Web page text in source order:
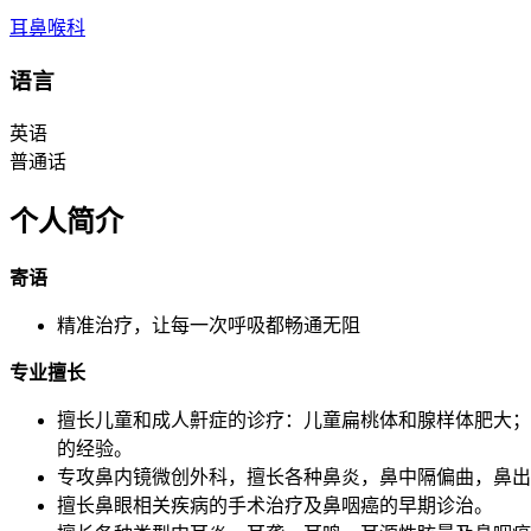
耳鼻喉科
语言
英语
普通话
个人简介
寄语
精准治疗，让每一次呼吸都畅通无阻
专业擅长
擅长儿童和成人鼾症的诊疗：儿童扁桃体和腺样体肥大
的经验。
专攻鼻内镜微创外科，擅长各种鼻炎，鼻中隔偏曲，鼻
擅长鼻眼相关疾病的手术治疗及鼻咽癌的早期诊治。